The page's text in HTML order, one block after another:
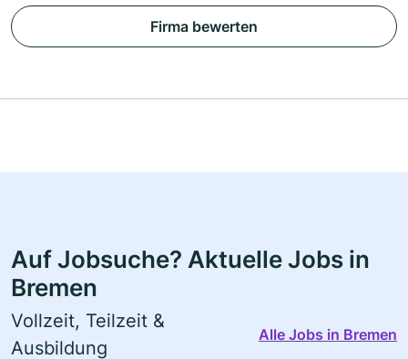
Firma bewerten
Auf Jobsuche? Aktuelle Jobs in
Bremen
Vollzeit, Teilzeit &
Ausbildung
Alle Jobs in Bremen